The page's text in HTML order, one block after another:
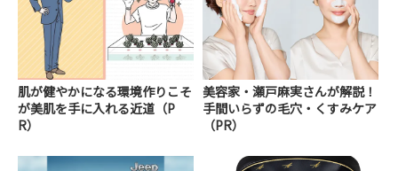
肌が健やかになる環境作りこそ
が美肌を手に入れる近道（P
R）
美容家・瀬戸麻実さんが解説！
手間いらずの毛穴・くすみケア
（PR）